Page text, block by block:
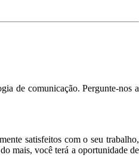
de comunicação. Pergunte-nos a
satisfeitos com o seu trabalho,
mais, você terá a oportunidade de